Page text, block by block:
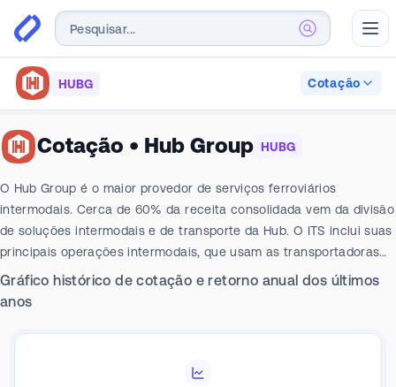
HUBG Cotação
Cotação • Hub Group HUBG
O Hub Group é o maior provedor de serviços ferroviários
intermodais. Cerca de 60% da receita consolidada vem da divisão
de soluções intermodais e de transporte da Hub. O ITS inclui suas
principais operações intermodais, que usam as transportadoras
de classe I para a movimentação básica de contêineres, bem
ofertas terceirizadas de gestão de transporte, armazenagem e
que expandem suas ofertas de corretagem, de última hora e
Gráfico histórico de cotação e retorno anual dos últimos
anos